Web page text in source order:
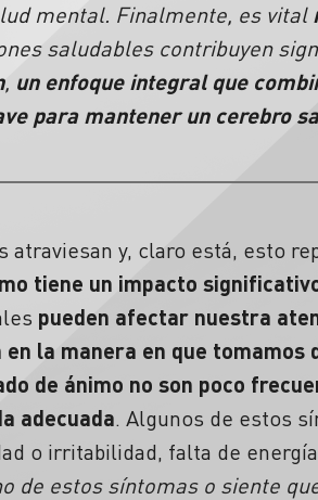
mental. Finalmente, es vital
saludables contribuyen
, un enfoque integral que
para mantener un cerebro
y, claro está, esto
tiene un impacto
pueden afectar nuestra
la manera en que tomamos
de ánimo no son poco
adecuada. Algunos de estos
o irritabilidad, falta de
de estos síntomas o siente